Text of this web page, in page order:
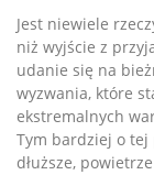
Jest niewiele
niż wyjście z
udanie się na
wyzwania, które
ekstremalnych
Tym bardziej o
dłuższe,